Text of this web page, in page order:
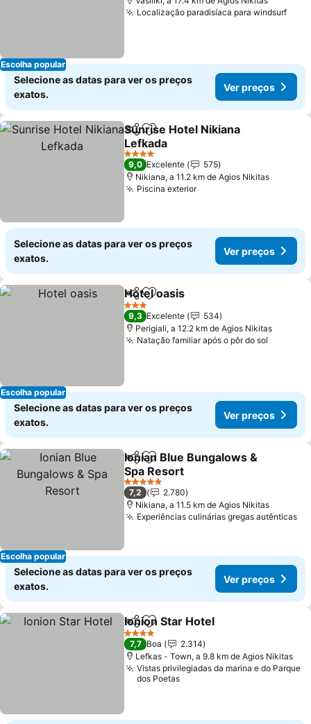
Escolha popular
Localização paradisíaca para windsurfVer
Selecione as datas para ver os preços
exatos.
Ver preços
PartilharAdicionar aos favoritos
Sunrise Hotel Nikiana
Lefkada
Ver preços
4 Estrelas
9,0 Excelente
575
Nikiana, a 11.2 km de Agios Nikitas
Piscina exteriorVer preços
Selecione as datas para ver os preços
exatos.
Ver preços
Escolha popular
PartilharAdicionar aos favoritos
Hotel oasis
3 Estrelas
9,3 Excelente
534
Perigiali, a 12.2 km de Agios Nikitas
Natação familiar após o pôr do sol
Selecione as datas para ver os preços
exatos.
Ver preços
Escolha popular
PartilharAdicionar aos favoritos
Ionian Blue Bungalows &
Spa Resort
Ver preços
5 Estrelas
7,2
2.780
Nikiana, a 11.5 km de Agios Nikitas
Experiências culinárias gregas autênticas
Selecione as datas para ver os preços
exatos.
Ver preços
PartilharAdicionar aos favoritos
Ionion Star Hotel
4 Estrelas
7,7 Boa
2.314
Lefkas - Town, a 9.8 km de Agios Nikitas
Vistas privilegiadas da marina e do Parque
dos Poetas